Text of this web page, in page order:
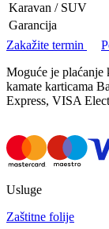
Karavan / SUV
Garancija
Zakažite termin
Moguće je plaćanje
kamate karticama
Express, VISA
Usluge
Zaštitne folije